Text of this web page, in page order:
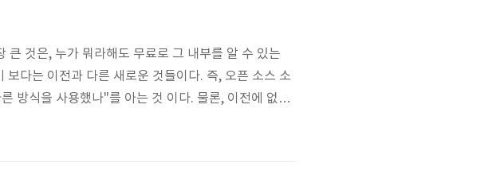
것은, 누가 뭐라해도 무료로 그 내부를 알 수 있는
다는 이전과 다른 새로운 것들이다. 즉, 오픈 소스 소
방식을 사용했나"를 아는 것 이다. 물론, 이전에 없는
있는 개념들이며, 그 조각이 나름의 방식대로 모여